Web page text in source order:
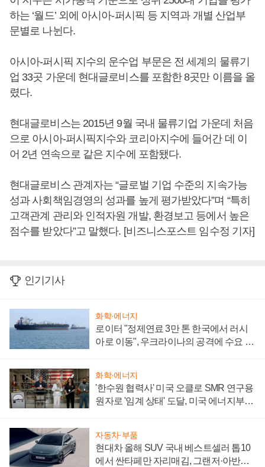
하는 ‘월드’ 외에 아시아-퍼시픽 등 지역과 개별 산업부
문별로 나뉜다.
아시아-퍼시픽 지수의 운수업 부문은 전 세계의 물류기
업 33곳 가운데 현대글로비스를 포함한 8곳만 이름을 올
렸다.
현대글로비스는 2015년 9월 국내 물류기업 가운데 처음
으로 아시아-퍼시픽지수와 코리아지수에 들어간 데 이
어 2년 연속으로 같은 지수에 포함됐다.
현대글로비스 관계자는 “글로벌 기업 수준의 지속가능
성과 사회책임경영의 성과를 높게 평가받았다”며 “특히
고객관계 관리와 인적자원 개발, 환경보고 등에서 높은
점수를 받았다”고 말했다. [비즈니스포스트 임수정 기자]
인기기사
화학·에너지
로이터 "정제연료 3만 톤 한국에서 러시
아로 이동", 우크라이나의 공격에 수요 늘
화학·에너지
'한수원 협력사' 미국 오클로 SMR 연구용
원자로 '임계 상태' 도달, 미국 에너지부
자동차·부품
현대차 올해 SUV 국내 베스트셀러 톱10
에서 싼타페만 자리매김, 그랜저·아반떼